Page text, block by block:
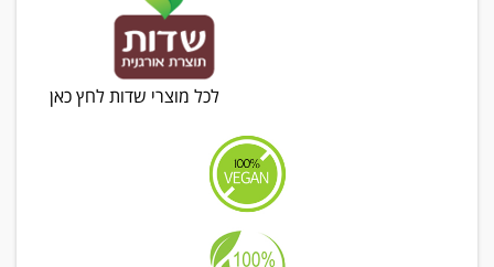
לכל מוצרי שדות לחץ כאן